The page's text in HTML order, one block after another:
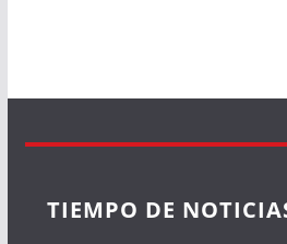
TIEMPO DE